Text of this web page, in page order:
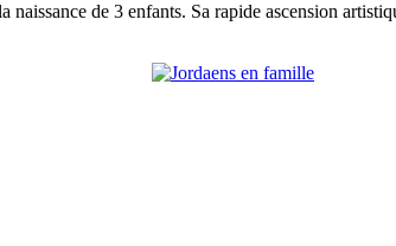
de 3 enfants. Sa rapide ascension